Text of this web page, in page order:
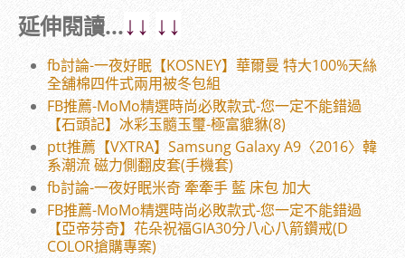
延伸閱讀...↓↓ ↓↓
fb討論-一夜好眠【KOSNEY】華爾曼 特大100%天絲
全舖棉四件式兩用被冬包組
FB推薦-MoMo精選時尚必敗款式-您一定不能錯過
【石頭記】冰彩玉髓玉璽-極富貔貅(8)
ptt推薦【VXTRA】Samsung Galaxy A9〈2016〉韓
系潮流 磁力側翻皮套(手機套)
fb討論-一夜好眠米奇 牽牽手 藍 床包 加大
FB推薦-MoMo精選時尚必敗款式-您一定不能錯過
【亞帝芬奇】花朵祝福GIA30分八心八箭鑽戒(D
COLOR搶購專案)